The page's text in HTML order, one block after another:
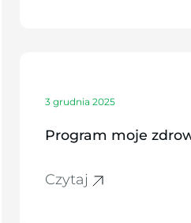
3 grudnia 2025
Program moje
Czytaj